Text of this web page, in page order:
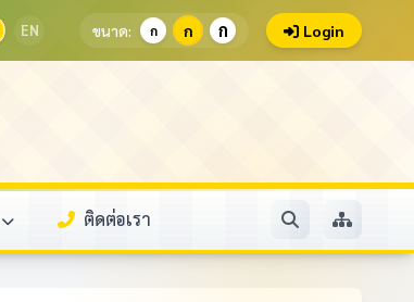
EN ขนาด: ก ก ก Login
ติดต่อเรา